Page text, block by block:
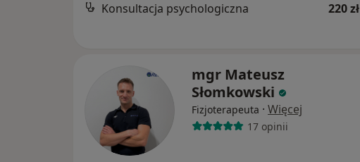
Konsultacja psychologiczna 220 zł
mgr Mateusz
Słomkowski
Fizjoterapeuta · Więcej
17 opinii